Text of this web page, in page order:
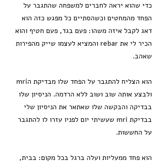
כדי שהוא יראה לחברים למשפחה שהתגבר על
הפחד מהמחטים וכשהסתיים כל מפגש כזה הוא
דאג לקבל איזה משהו: פעם בגד, פעם חטיף והוא
הכיר לי את rebar והמציא לעצמו שייק מהפירות
שאהב.
הוא הצליח להתגבר על הפחד שלו מבדיקת הmri
ולבצע אותה שוב ושוב ללא הרדמה. הניסיון שלו
בבדיקה והבקשה שלו שאתאר את הניסיון שלי
בבדיקת mri שעשיתי יום לפניו עזרו לו להתגבר
על החששות.
הוא פחד ממעליות ועלה ברגל בכל מקום: בבית,